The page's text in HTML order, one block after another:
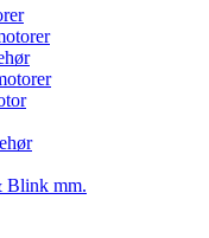
Blink mm.